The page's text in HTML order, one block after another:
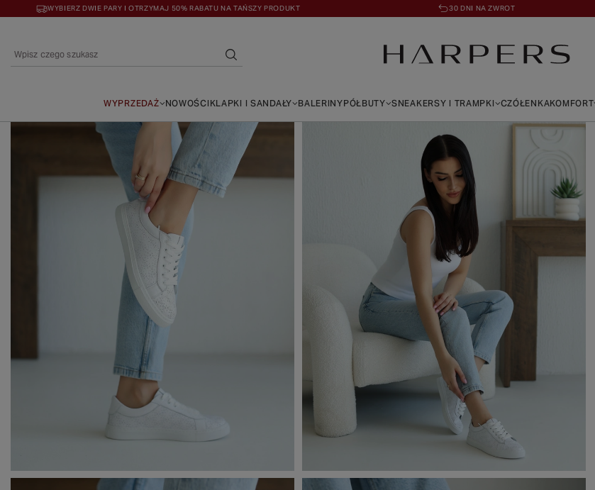
WYBIERZ DWIE PARY I OTRZYMAJ 50% RABATU NA TAŃSZY PRODUKT 30 DNI NA ZWROT
WYPRZEDAŻ NOWOŚCI KLAPKI I SANDAŁY BALERINYPÓŁBUTY SNEAKERSY I TRAMPKI CZÓŁENKAKOMFORT